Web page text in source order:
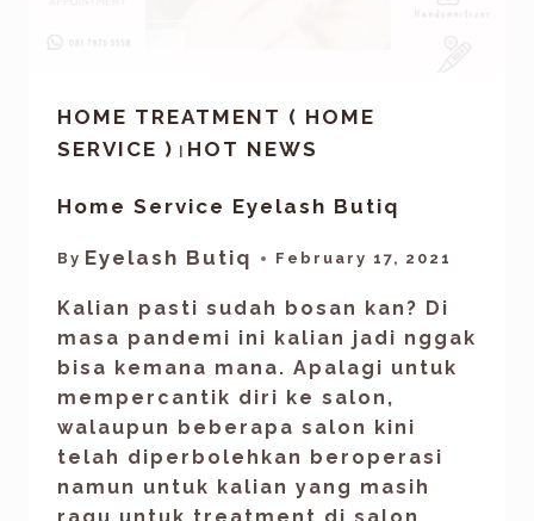
HOME TREATMENT ( HOME
SERVICE )
HOT NEWS
Home Service Eyelash Butiq
By Eyelash Butiq February 17, 2021
Kalian pasti sudah bosan kan? Di
masa pandemi ini kalian jadi nggak
bisa kemana mana. Apalagi untuk
mempercantik diri ke salon,
walaupun beberapa salon kini
telah diperbolehkan beroperasi
namun untuk kalian yang masih